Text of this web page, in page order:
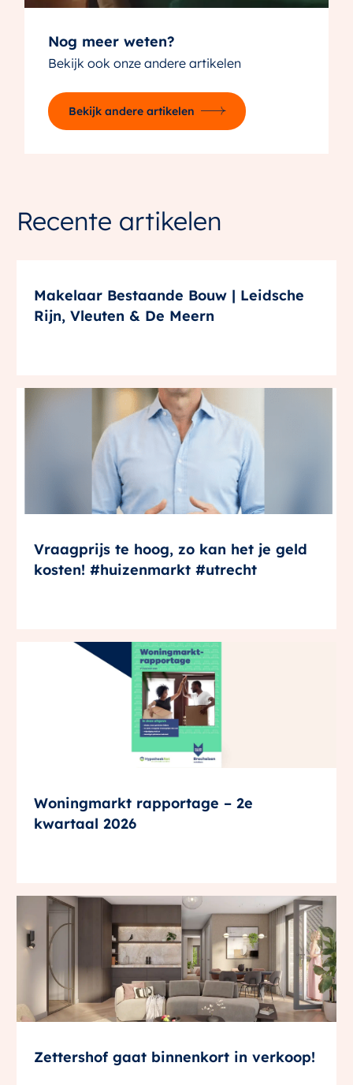
Nog meer weten?
Bekijk ook onze andere artikelen
Bekijk andere artikelen
Recente artikelen
Makelaar Bestaande Bouw | Leidsche
Rijn, Vleuten & De Meern
Vraagprijs te hoog, zo kan het je geld
kosten! #huizenmarkt #utrecht
Woningmarkt rapportage – 2e
kwartaal 2026
Zettershof gaat binnenkort in verkoop!